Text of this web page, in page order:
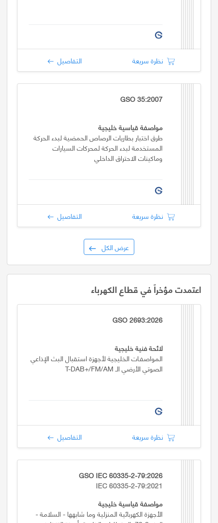
نظرة سريعة التفاصيل
GSO 35:2007
مواصفة قياسية خليجية
طرق اختبار بطاريات الرصاص الحمضية لبدء الحركة
المستخدمة لبدء الحركة لمحركات السيارات
وماكينات الاحتراق الداخلي
نظرة سريعة التفاصيل
عرض الكل
اعتمدت مؤخراً في قطاع الكهرباء
GSO 2693:2026
لائحة فنية خليجية
المواصفـات الخليجية لأجهزة استقبال البث الإذاعي
الصوتي الأرضي الـ T-DAB+/FM/AM
نظرة سريعة التفاصيل
GSO IEC 60335-2-79:2026
IEC 60335-2-79:2021
مواصفة قياسية خليجية
الأجهزة الكهربائية المنزلية وما شابهها - السلامة -